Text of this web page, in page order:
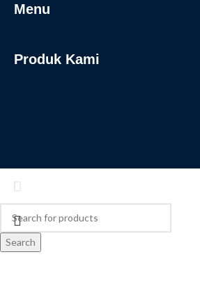
Menu
Produk Kami
Search